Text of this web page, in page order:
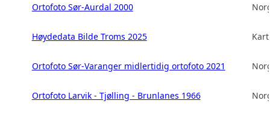
Ortofoto Sør-Aurdal 2000
Høydedata Bilde Troms 2025
Ortofoto Sør-Varanger midlertidig ortofoto 2021
Ortofoto Larvik - Tjølling - Brunlanes 1966